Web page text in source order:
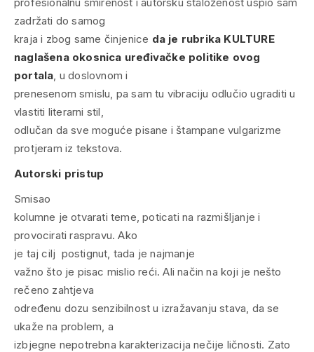
zadržati do samog
kraja i zbog same činjenice da je rubrika KULTURE
naglašena okosnica uređivačke politike ovog
portala, u doslovnom i
prenesenom smislu, pa sam tu vibraciju odlučio ugraditi u
vlastiti literarni stil,
odlučan da sve moguće pisane i štampane vulgarizme
protjeram iz tekstova.
Autorski pristup
Smisao
kolumne je otvarati teme, poticati na razmišljanje i
provocirati raspravu. Ako
je taj cilj postignut, tada je najmanje
važno što je pisac mislio reći. Ali način na koji je nešto
rečeno zahtjeva
određenu dozu senzibilnost u izražavanju stava, da se
ukaže na problem, a
izbjegne nepotrebna karakterizacija nečije ličnosti. Zato